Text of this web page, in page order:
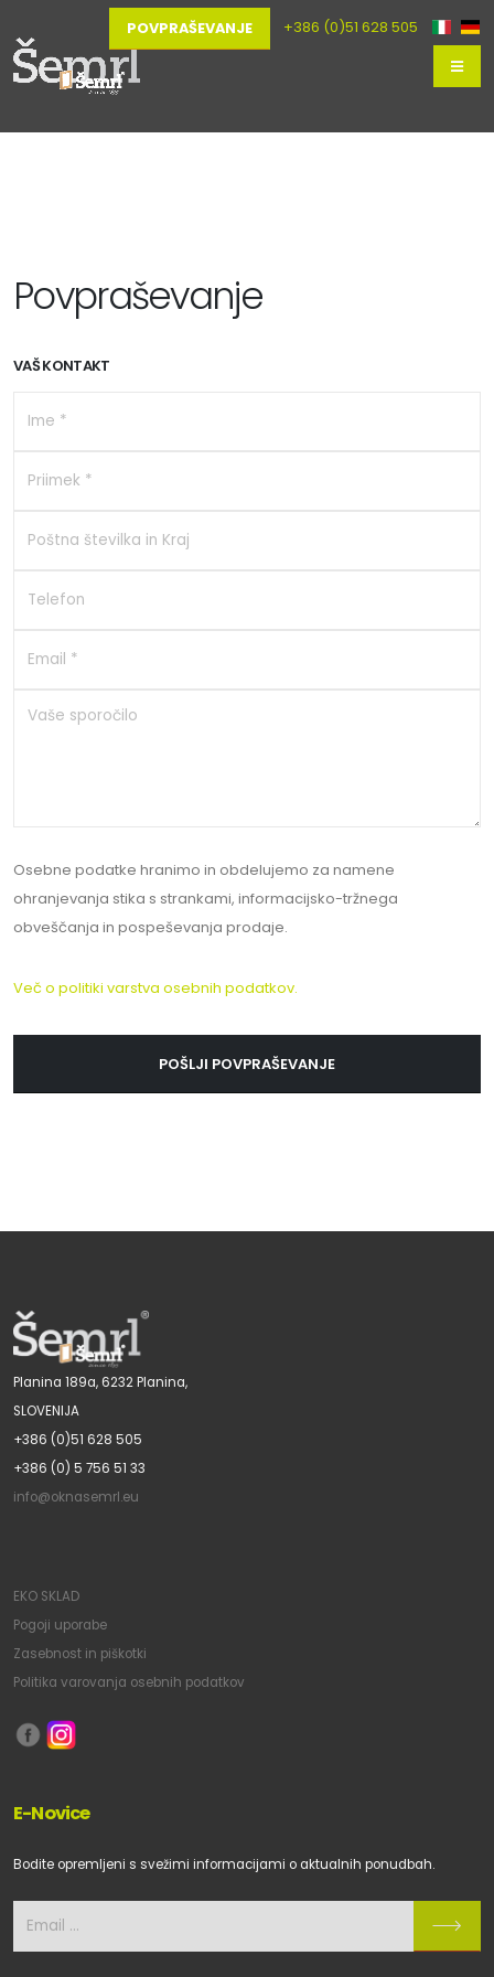
POVPRAŠEVANJE +386 (0)51 628 505
Povpraševanje
VAŠ KONTAKT
Osebne podatke hranimo in obdelujemo za namene
ohranjevanja stika s strankami, informacijsko-tržnega
obveščanja in pospeševanja prodaje.
Več o politiki varstva osebnih podatkov.
POŠLJI POVPRAŠEVANJE
Planina 189a, 6232 Planina,
SLOVENIJA
+386 (0)51 628 505
+386 (0) 5 756 51 33
info@oknasemrl.eu
EKO SKLAD
Pogoji uporabe
Zasebnost in piškotki
Politika varovanja osebnih podatkov
E-Novice
Bodite opremljeni s svežimi informacijami o aktualnih ponudbah.